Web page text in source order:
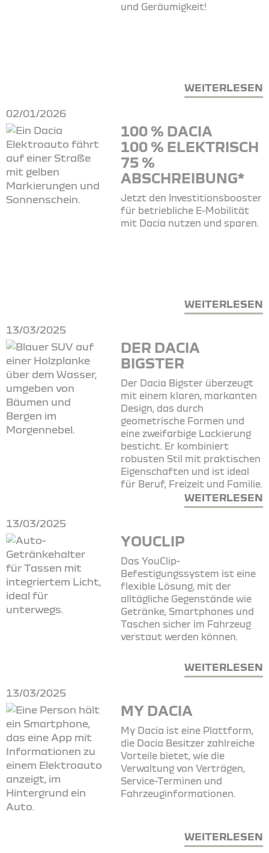
und Geräumigkeit!
WEITERLESEN
02/01/2026
100 % DACIA
100 % ELEKTRISCH
75 %
ABSCHREIBUNG*
Jetzt den Investitionsbooster
für betriebliche E-Mobilität
mit Dacia nutzen und sparen.
WEITERLESEN
13/03/2025
DER DACIA
BIGSTER
Der Dacia Bigster überzeugt
mit einem klaren, markanten
Design, das durch
geometrische Formen und
eine zweifarbige Lackierung
besticht. Er kombiniert
robusten Stil mit praktischen
Eigenschaften und ist ideal
für Beruf, Freizeit und Familie.
WEITERLESEN
13/03/2025
YOUCLIP
Das YouClip-
Befestigungssystem ist eine
flexible Lösung, mit der
alltägliche Gegenstände wie
Getränke, Smartphones und
Taschen sicher im Fahrzeug
verstaut werden können.
WEITERLESEN
13/03/2025
MY DACIA
My Dacia ist eine Plattform,
die Dacia Besitzer zahlreiche
Vorteile bietet, wie die
Verwaltung von Verträgen,
Service-Terminen und
Fahrzeuginformationen.
WEITERLESEN